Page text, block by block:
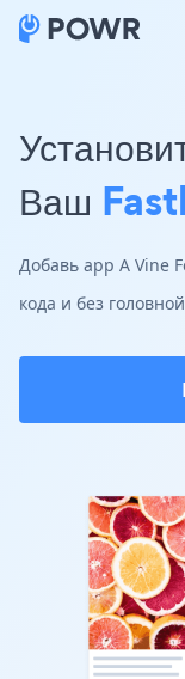
Ваш
Добавь app A Vine
кода и без